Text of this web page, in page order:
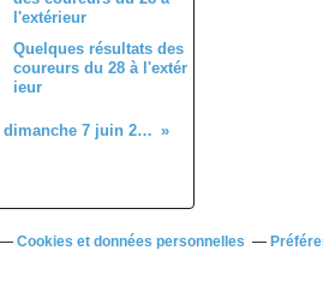
Quelques résultats des
coureurs du 28 à l'extér
ieur
Les engagements du dimanche 7 juin 2026 au Dreux CC
Cookies et données personnelles